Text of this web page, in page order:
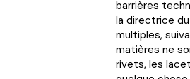
barrières
la directrice du
multiples,
matières ne
rivets, les